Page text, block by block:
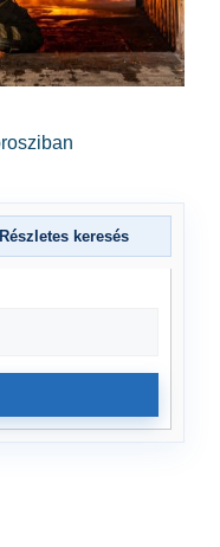
Részletes keresés